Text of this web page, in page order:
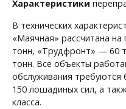
Характеристики
В технических
«Маячная» рассчитана
тонн, «Трудфронт» — 60
тонн. Все объекты
обслуживания
150 лошадиных сил, а
класса.